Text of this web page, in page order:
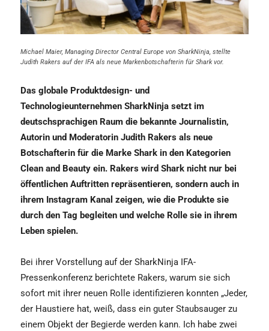
Michael Maier, Managing Director Central Europe von SharkNinja, stellte
Judith Rakers auf der IFA als neue Markenbotschafterin für Shark vor.
Das globale Produktdesign- und
Technologieunternehmen SharkNinja setzt im
deutschsprachigen Raum die bekannte Journalistin,
Autorin und Moderatorin Judith Rakers als neue
Botschafterin für die Marke Shark in den Kategorien
Clean and Beauty ein. Rakers wird Shark nicht nur bei
öffentlichen Auftritten repräsentieren, sondern auch in
ihrem Instagram Kanal zeigen, wie die Produkte sie
durch den Tag begleiten und welche Rolle sie in ihrem
Leben spielen.
Bei ihrer Vorstellung auf der SharkNinja IFA-
Pressenkonferenz berichtete Rakers, warum sie sich
sofort mit ihrer neuen Rolle identifizieren konnten „Jeder,
der Haustiere hat, weiß, dass ein guter Staubsauger zu
einem Objekt der Begierde werden kann. Ich habe zwei